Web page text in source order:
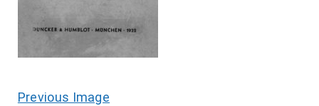
Previous Image